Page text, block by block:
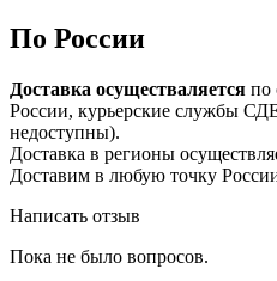
По России
Доставка осуществаляется по
России, курьерские службы
недоступны).
Доставка в регионы
Доставим в любую точку
Написать отзыв
Пока не было вопросов.